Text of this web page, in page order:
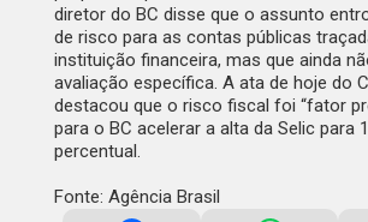
diretor do BC disse que o assunto
de risco para as contas públicas
instituição financeira, mas que ainda
avaliação específica. A ata de hoje do
destacou que o risco fiscal foi “fator
para o BC acelerar a alta da Selic para
percentual.
Fonte: Agência Brasil